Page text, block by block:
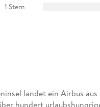
1 Stern
landet ein Airbus aus
hundert